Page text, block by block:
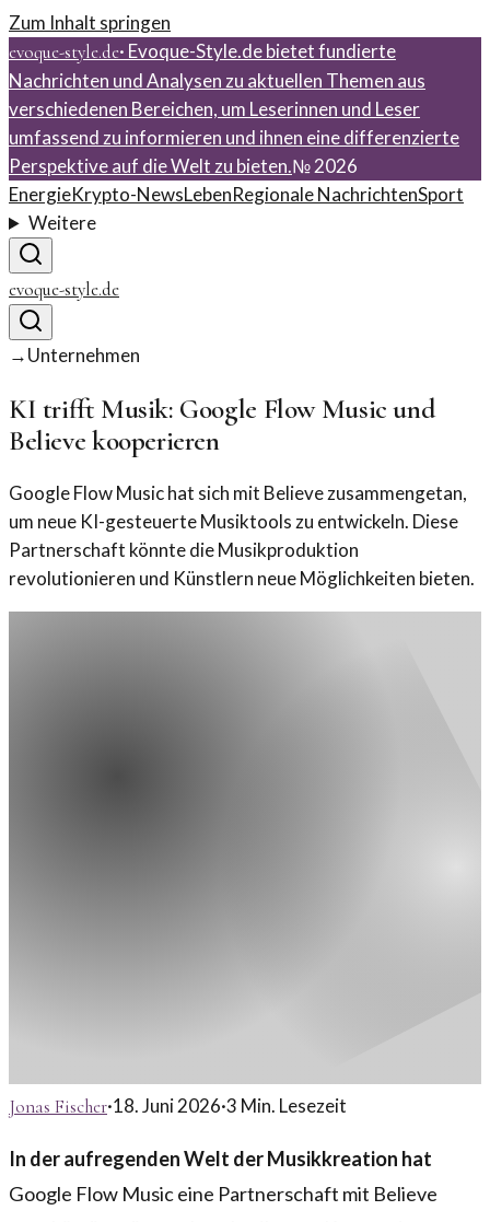
Zum Inhalt springen
evoque-style.de· Evoque-Style.de bietet fundierte
Nachrichten und Analysen zu aktuellen Themen aus
verschiedenen Bereichen, um Leserinnen und Leser
umfassend zu informieren und ihnen eine differenzierte
Perspektive auf die Welt zu bieten.№2026
EnergieKrypto-NewsLebenRegionale NachrichtenSport
Weitere
evoque-style.de
→Unternehmen
KI trifft Musik: Google Flow Music und
Believe kooperieren
Google Flow Music hat sich mit Believe zusammengetan,
um neue KI-gesteuerte Musiktools zu entwickeln. Diese
Partnerschaft könnte die Musikproduktion
revolutionieren und Künstlern neue Möglichkeiten bieten.
Jonas Fischer·18. Juni 2026·3 Min. Lesezeit
In der aufregenden Welt der Musikkreation hat
Google Flow Music eine Partnerschaft mit Believe